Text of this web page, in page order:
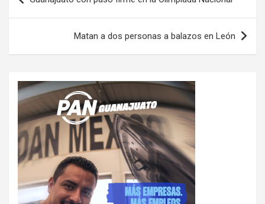
de
Matan a dos personas a balazos en León